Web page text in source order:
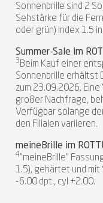
Sonnenbrille sind 2
Sehstärke für die
oder grün) Index 1.5
Summer-Sale im
3 Beim Kauf einer
Sonnenbrille erhältst
zum 23.09.2026.
großer Nachfrage,
Verfügbar solange
den Filialen variieren.
meineBrille im
4"meineBrille"
1.5), gehärtet und
-6.00 dpt., cyl +2.00.